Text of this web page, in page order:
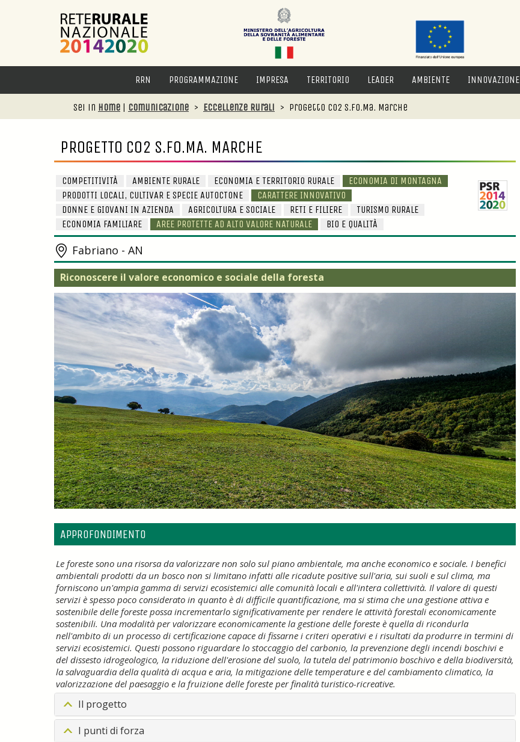
RRN PROGRAMMAZIONE IMPRESA TERRITORIO LEADER AMBIENTE INNOVAZIONE
Sei in Home | Comunicazione > Eccellenze Rurali > Progetto CO2 S.Fo.Ma. Marche
PROGETTO CO2 S.FO.MA. MARCHE
COMPETITIVITÀ AMBIENTE RURALE ECONOMIA E TERRITORIO RURALE
ECONOMIA DI MONTAGNA
PRODOTTI LOCALI, CULTIVAR E SPECIE AUTOCTONE
CARATTERE INNOVATIVO
DONNE E GIOVANI IN AZIENDA
AGRICOLTURA E SOCIALE RETI E FILIERE
TURISMO RURALE
ECONOMIA FAMILIARE
AREE PROTETTE AD ALTO VALORE NATURALE BIO E QUALITÀ
Fabriano - AN
Riconoscere il valore economico e sociale della foresta
APPROFONDIMENTO
Le foreste sono una risorsa da valorizzare non solo sul piano ambientale, ma anche economico e sociale. I benefici
ambientali prodotti da un bosco non si limitano infatti alle ricadute positive sull'aria, sui suoli e sul clima, ma
forniscono un'ampia gamma di servizi ecosistemici alle comunità locali e all'intera collettività. Il valore di questi
servizi è spesso poco considerato in quanto è di difficile quantificazione, ma si stima che una gestione attiva e
sostenibile delle foreste possa incrementarlo significativamente per rendere le attività forestali economicamente
sostenibili. Una modalità per valorizzare economicamente la gestione delle foreste è quella di ricondurla
nell'ambito di un processo di certificazione capace di fissarne i criteri operativi e i risultati da produrre in termini di
servizi ecosistemici. Questi possono riguardare lo stoccaggio del carbonio, la prevenzione degli incendi boschivi e
del dissesto idrogeologico, la riduzione dell'erosione del suolo, la tutela del patrimonio boschivo e della biodiversità,
la salvaguardia della qualità di acqua e aria, la mitigazione delle temperature e del cambiamento climatico, la
valorizzazione del paesaggio e la fruizione delle foreste per finalità turistico-ricreative.
Il progetto
I punti di forza